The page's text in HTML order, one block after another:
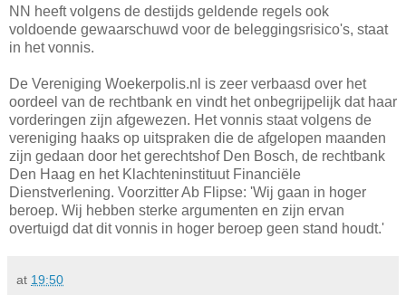
NN heeft volgens de destijds geldende regels ook
voldoende gewaarschuwd voor de beleggingsrisico's, staat
in het vonnis.
De Vereniging Woekerpolis.nl is zeer verbaasd over het
oordeel van de rechtbank en vindt het onbegrijpelijk dat haar
vorderingen zijn afgewezen. Het vonnis staat volgens de
vereniging haaks op uitspraken die de afgelopen maanden
zijn gedaan door het gerechtshof Den Bosch, de rechtbank
Den Haag en het Klachteninstituut Financiële
Dienstverlening. Voorzitter Ab Flipse: 'Wij gaan in hoger
beroep. Wij hebben sterke argumenten en zijn ervan
overtuigd dat dit vonnis in hoger beroep geen stand houdt.'
at 19:50